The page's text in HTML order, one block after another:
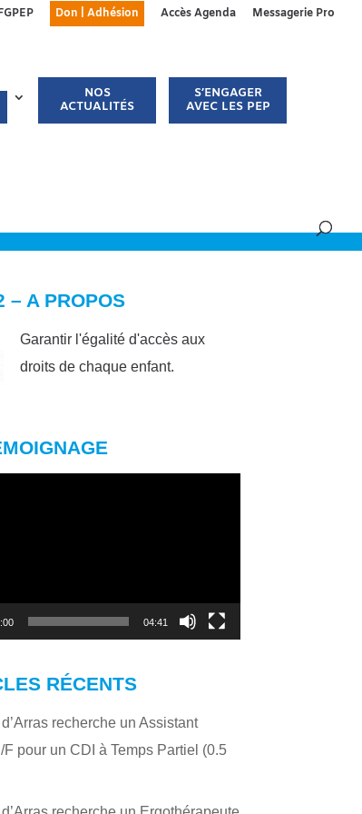
Don | Adhésion Accès Agenda Messagerie Pro
NOS
ACTUALITÉS
S’ENGAGER
AVEC LES PEP
– A PROPOS
Garantir l'égalité d'accès aux
droits de chaque enfant.
04:41
RÉCENTS
d’Arras recherche un Assistant
F pour un CDI à Temps Partiel (0.5